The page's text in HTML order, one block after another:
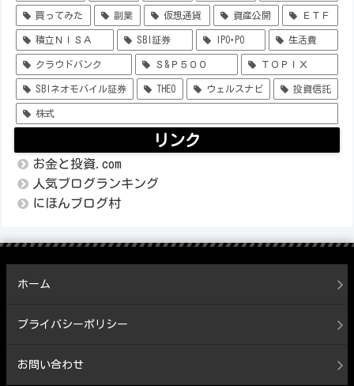
買ってみた 副業 仮想通貨 資産公開 ＥＴＦ
積立ＮＩＳＡ SBI証券 IPO･PO 生活費
クラウドバンク Ｓ&Ｐ５００ ＴＯＰＩＸ
SBIネオモバイル証券 THEO ウェルスナビ 投資信託
株式
リンク
お金と投資.com
人気ブログランキング
にほんブログ村
ホーム
プライバシーポリシー
お問い合わせ